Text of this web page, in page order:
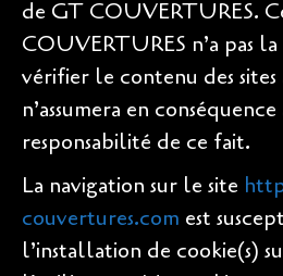
de GT COUVERTURES.
COUVERTURES n’a pas
vérifier le contenu des sites
n’assumera en
responsabilité de ce fait.
La navigation sur le site
couvertures.com est
l’installation de cookie(s)